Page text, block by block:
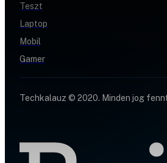
Teszt
Laptop
Mobil
Gamer
Techkalauz © 2020. Minden jog